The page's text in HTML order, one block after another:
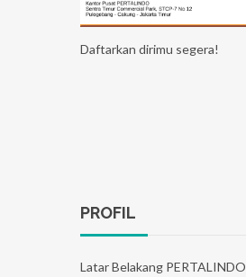
Daftarkan dirimu segera!
PROFIL
Latar Belakang PERTALINDO